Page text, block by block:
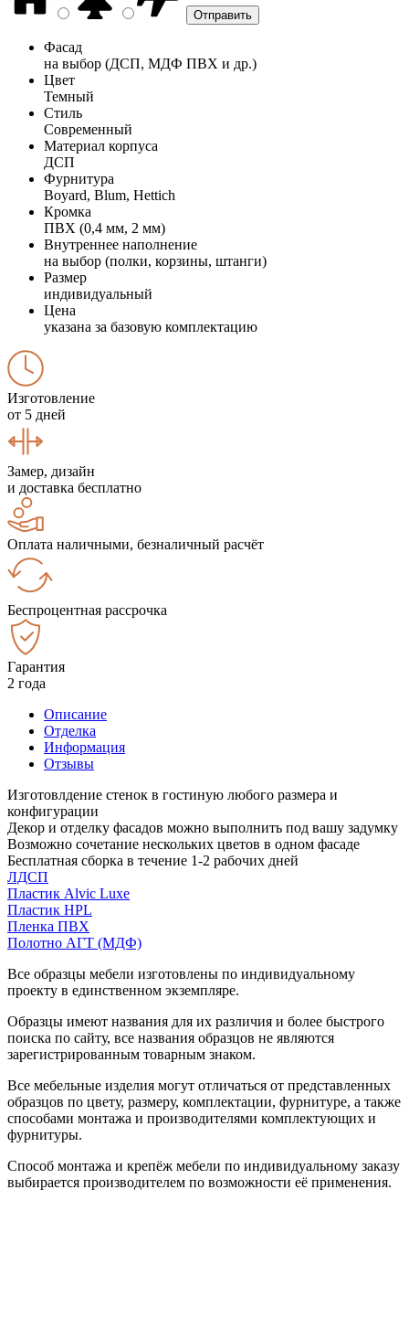
Фасад
на выбор (ДСП, МДФ ПВХ и др.)
Цвет
Темный
Стиль
Современный
Материал корпуса
ДСП
Фурнитура
Boyard, Blum, Hettich
Кромка
ПВХ (0,4 мм, 2 мм)
Внутреннее наполнение
на выбор (полки, корзины, штанги)
Размер
индивидуальный
Цена
указана за базовую комплектацию
Изготовление
от 5 дней
Замер, дизайн
и доставка бесплатно
Оплата наличными, безналичный расчёт
Беспроцентная рассрочка
Гарантия
2 года
Описание
Отделка
Информация
Отзывы
Изготовлдение стенок в гостиную любого размера и
конфигурации
Декор и отделку фасадов можно выполнить под вашу задумку
Возможно сочетание нескольких цветов в одном фасаде
Бесплатная сборка в течение 1-2 рабочих дней
ЛДСП
Пластик Alvic Luxe
Пластик HPL
Пленка ПВХ
Полотно АГТ (МДФ)
Все образцы мебели изготовлены по индивидуальному
проекту в единственном экземпляре.
Образцы имеют названия для их различия и более быстрого
поиска по сайту, все названия образцов не являются
зарегистрированным товарным знаком.
Все мебельные изделия могут отличаться от представленных
образцов по цвету, размеру, комплектации, фурнитуре, а также
способами монтажа и производителями комплектующих и
фурнитуры.
Способ монтажа и крепёж мебели по индивидуальному заказу
выбирается производителем по возможности её применения.